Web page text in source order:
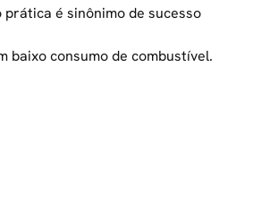
é sinônimo de sucesso
baixo consumo de combustível.